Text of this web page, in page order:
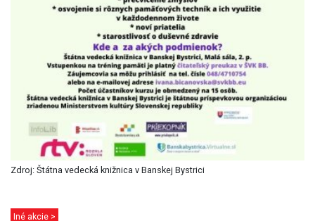
Zdroj: Štátna vedecká knižnica v Banskej Bystrici
Iné akcie >